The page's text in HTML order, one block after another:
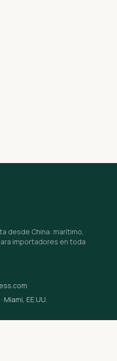
desde China: marítimo,
importadores en toda
Miami, EE.UU.